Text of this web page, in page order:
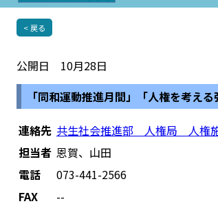
< 戻る
公開日 10月28日
「同和運動推進月間」「人権を考え
連絡先 共生社会推進部 人権局 人権
担当者 恩賀、山田
電話
073-441-2566
FAX
--